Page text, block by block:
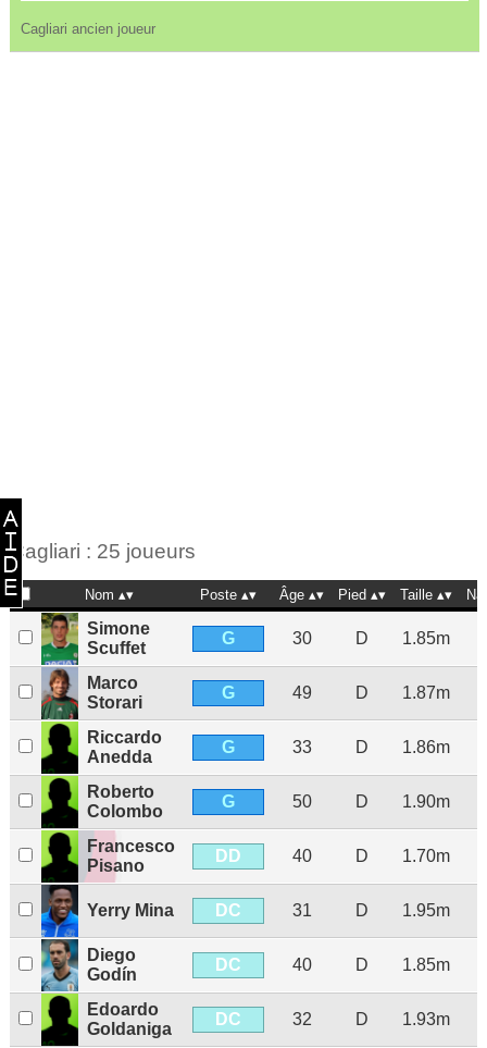
Cagliari ancien joueur
Cagliari : 25 joueurs
Nom Poste Âge Pied Taille
Simone
Scuffet
G 30 D 1.85m
Marco
Storari
G 49 D 1.87m
Riccardo
Anedda
G 33 D 1.86m
Roberto
Colombo
G 50 D 1.90m
Francesco
Pisano
DD 40 D 1.70m
Yerry Mina DC 31 D 1.95m
Diego
Godín
DC 40 D 1.85m
Edoardo
Goldaniga
DC 32 D 1.93m